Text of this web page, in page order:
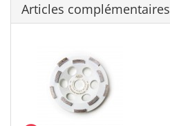
Articles complémentaires